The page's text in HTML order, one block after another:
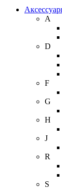
A
D
F
G
H
J
R
S